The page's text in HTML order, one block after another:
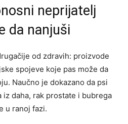
neprijatelj
da nanjuši
od zdravih: proizvode
spojeve koje pas može da
Naučno je dokazano da psi
daha, rak prostate i bubrega
u ranoj fazi.